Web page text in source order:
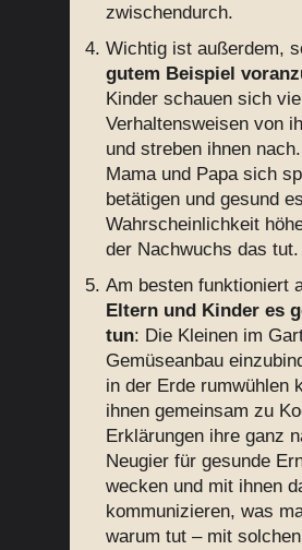
zwischendurch.
Wichtig ist außerdem,
gutem Beispiel
Kinder schauen sich
Verhaltensweisen von
und streben ihnen
Mama und Papa sich
betätigen und gesund
Wahrscheinlichkeit
der Nachwuchs das tut.
Am besten funktioniert
Eltern und Kinder es
tun: Die Kleinen im
Gemüseanbau
in der Erde rumwühlen
ihnen gemeinsam zu
Erklärungen ihre ganz
Neugier für gesunde
wecken und mit ihnen
kommunizieren, was
warum tut – mit solchen